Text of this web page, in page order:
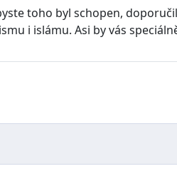
toho byl schopen,
i islámu. Asi by vás